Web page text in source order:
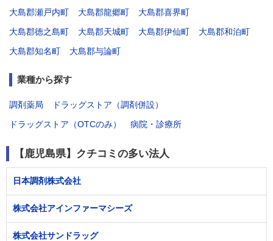
大島郡瀬戸内町
大島郡龍郷町
大島郡喜界町
大島郡徳之島町
大島郡天城町 大島郡伊仙町
大島郡和泊町
大島郡知名町
大島郡与論町
業種から探す
調剤薬局
ドラッグストア（調剤併設）
ドラッグストア（OTCのみ）
病院・診療所
【鹿児島県】クチコミの多い法人
日本調剤株式会社
株式会社アインファーマシーズ
株式会社サンドラッグ